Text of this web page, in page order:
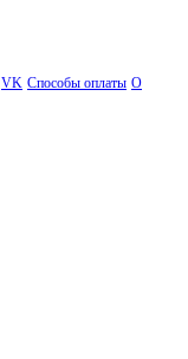
VK Способы оплаты О